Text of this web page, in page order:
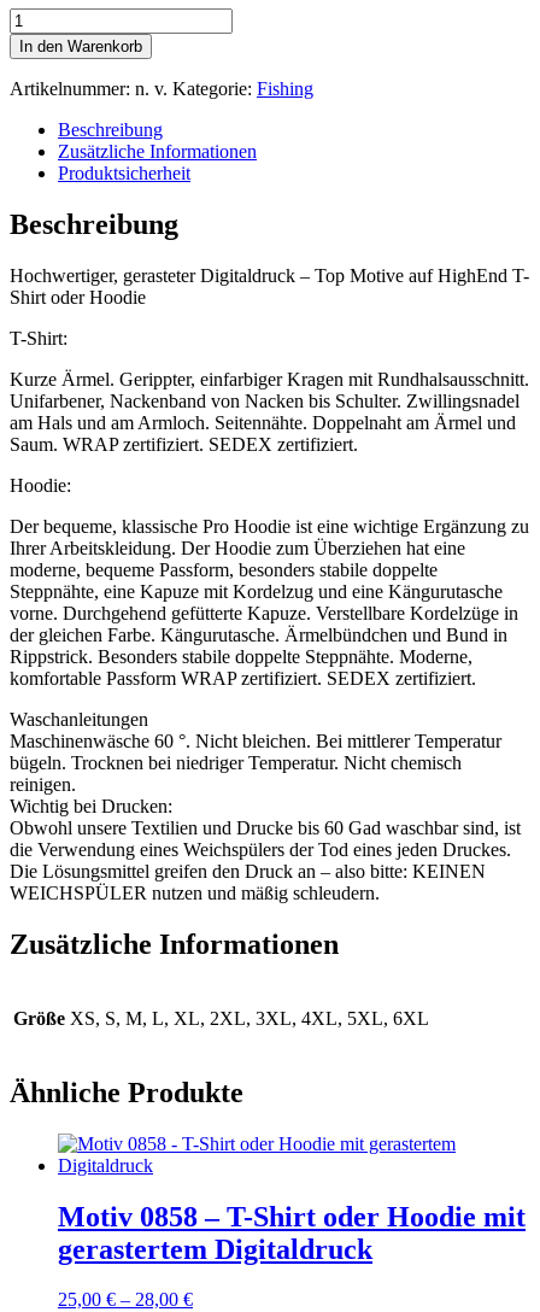
Motiv
0918
–
T-
oder
Hoodie
Digitaldruck
Menge
In den Warenkorb
Artikelnummer: n. v. Kategorie: Fishing
Beschreibung
Zusätzliche Informationen
Produktsicherheit
Beschreibung
Hochwertiger, gerasteter Digitaldruck – Top Motive auf HighEnd T-
Shirt oder Hoodie
T-Shirt:
Kurze Ärmel. Gerippter, einfarbiger Kragen mit Rundhalsausschnitt.
Unifarbener, Nackenband von Nacken bis Schulter. Zwillingsnadel
am Hals und am Armloch. Seitennähte. Doppelnaht am Ärmel und
Saum. WRAP zertifiziert. SEDEX zertifiziert.
Hoodie:
Der bequeme, klassische Pro Hoodie ist eine wichtige Ergänzung zu
Ihrer Arbeitskleidung. Der Hoodie zum Überziehen hat eine
moderne, bequeme Passform, besonders stabile doppelte
Steppnähte, eine Kapuze mit Kordelzug und eine Kängurutasche
vorne. Durchgehend gefütterte Kapuze. Verstellbare Kordelzüge in
der gleichen Farbe. Kängurutasche. Ärmelbündchen und Bund in
Rippstrick. Besonders stabile doppelte Steppnähte. Moderne,
komfortable Passform WRAP zertifiziert. SEDEX zertifiziert.
Waschanleitungen
Maschinenwäsche 60 °. Nicht bleichen. Bei mittlerer Temperatur
bügeln. Trocknen bei niedriger Temperatur. Nicht chemisch
reinigen.
Wichtig bei Drucken:
Obwohl unsere Textilien und Drucke bis 60 Gad waschbar sind, ist
die Verwendung eines Weichspülers der Tod eines jeden Druckes.
Die Lösungsmittel greifen den Druck an – also bitte: KEINEN
WEICHSPÜLER nutzen und mäßig schleudern.
Zusätzliche Informationen
Größe XS, S, M, L, XL, 2XL, 3XL, 4XL, 5XL, 6XL
Ähnliche Produkte
Motiv 0858 – T-Shirt oder Hoodie mit
gerastertem Digitaldruck
25,00 € – 28,00 €